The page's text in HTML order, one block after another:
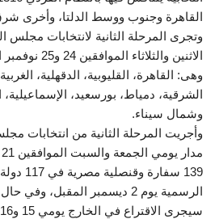
القاهرة وجنوب ووسط الدلتا، وأخرى
وتجرى المرحلة الثانية لانتخابات مجلس
وهى: القاهرة، القليوبية، الدقهلية،
الشرقية، دمياط، بورسعيد،
وشمال سيناء.
وأجريت المرحلة الثانية من انتخابات
139
الرسمية يوم 2 ديسمبر المقبل،